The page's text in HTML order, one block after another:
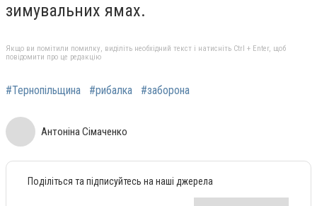
зимувальних ямах.
Якщо ви помітили помилку, виділіть необхідний текст і натисніть Ctrl + Enter, щоб
повідомити про це редакцію
#Тернопільщина #рибалка #заборона
Антоніна Сімаченко
Поділіться та підписуйтесь на наші джерела